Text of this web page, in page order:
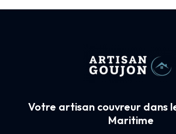
Votre artisan couvreur dans
Maritime